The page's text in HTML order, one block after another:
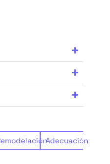
Adecuación